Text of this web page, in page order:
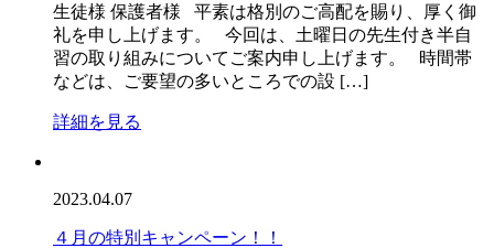
生徒様 保護者様 平素は格別のご高配を賜り、厚く御
礼を申し上げます。 今回は、土曜日の先生付き半自
習の取り組みについてご案内申し上げます。 時間帯
などは、ご要望の多いところでの設 […]
詳細を見る
2023.04.07
４月の特別キャンペーン！！